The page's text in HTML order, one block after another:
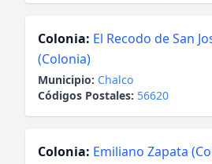
Colonia: El Recodo de San
(Colonia)
Municipio: Chalco
Códigos Postales: 56620
Colonia: Emiliano Zapata